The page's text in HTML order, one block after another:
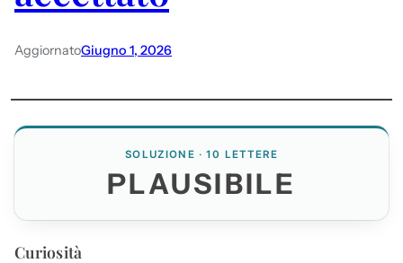
AggiornatoGiugno 1, 2026
SOLUZIONE · 10 LETTERE
PLAUSIBILE
Curiosità